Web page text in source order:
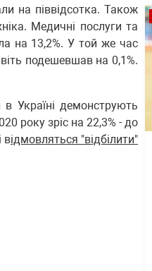
на піввідсотка. Також
Медичні послуги та
на 13,2%. У той же час
подешевшав на 0,1%.
Україні демонструють
року зріс на 22,3% - до
відмовляться "відбілити"